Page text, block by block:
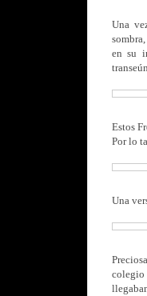
Una
en su
Estos
Por lo
Una
colegio